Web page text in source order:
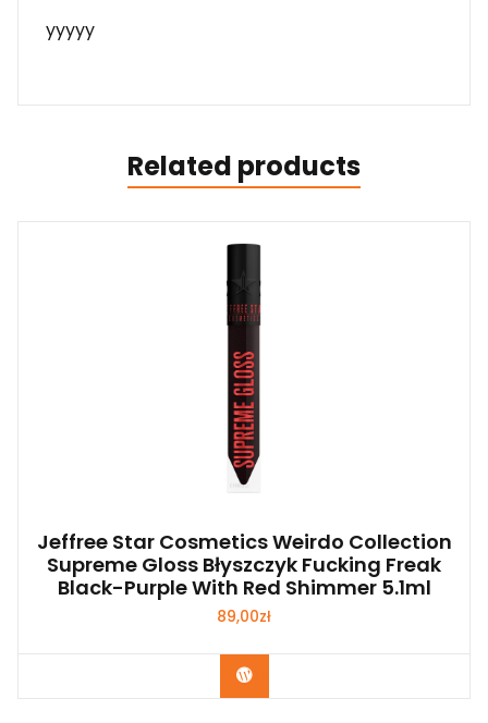
yyyyy
Related products
Jeffree Star Cosmetics Weirdo Collection
Supreme Gloss Błyszczyk Fucking Freak
Black-Purple With Red Shimmer 5.1ml
89,00zł
Zobacz